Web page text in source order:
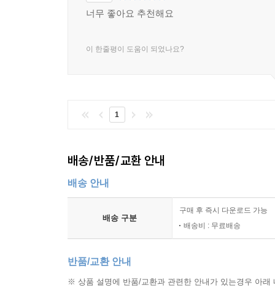
너무 좋아요 추천해요
이 한줄평이 도움이 되었나요?
1
배송/반품/교환 안내
배송 안내
배송 구분
구매 후 즉시 다운로드 가능
배송비 : 무료배송
반품/교환 안내
※ 상품 설명에 반품/교환과 관련한 안내가 있는경우 아